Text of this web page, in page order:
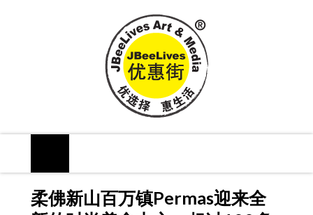
柔佛新山百万镇Permas迎来全